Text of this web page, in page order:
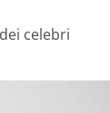
celebri